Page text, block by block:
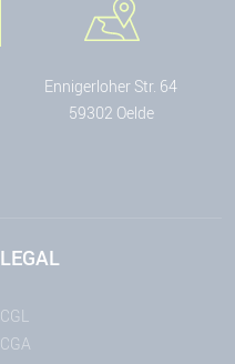
Ennigerloher Str. 64
59302 Oelde
LEGAL
CGL
CGA